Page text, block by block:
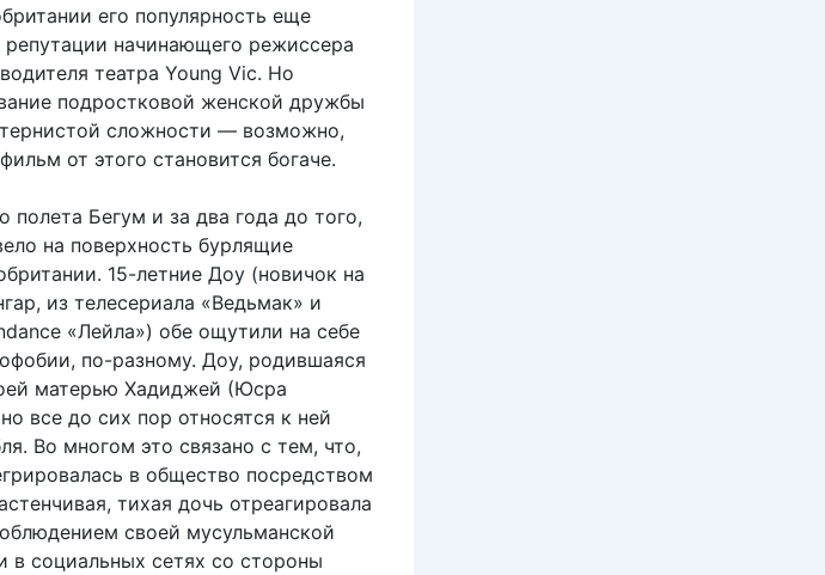
его популярность еще
начинающего режиссера
театра Young Vic. Но
подростковой женской дружбы
сложности — возможно,
от этого становится богаче.
полета Бегум и за два года до того,
на поверхность бурлящие
15-летние Доу (новичок на
из телесериала «Ведьмак» и
«Лейла») обе ощутили на себе
по-разному. Доу, родившаяся
матерью Хадиджей (Юсра
все до сих пор относятся к ней
Во многом это связано с тем, что,
в общество посредством
тихая дочь отреагировала
своей мусульманской
социальных сетях со стороны